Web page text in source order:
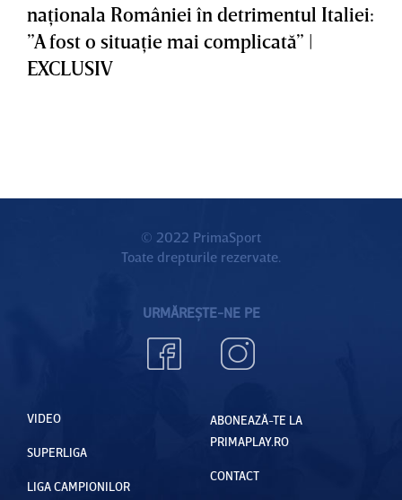
naţionala României în detrimentul Italiei:
”A fost o situaţie mai complicată” |
EXCLUSIV
© 2022 PrimaSport
Toate drepturile rezervate.
URMĂREȘTE-NE PE
VIDEO
SUPERLIGA
LIGA CAMPIONILOR
ABONEAZĂ-TE LA
PRIMAPLAY.RO
CONTACT